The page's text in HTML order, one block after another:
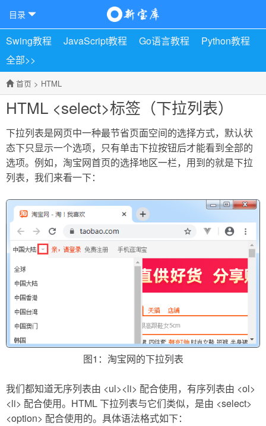
Swing教程 JavaScript教程 Go语言教程
Python教程
全部>>
目录
首页 > HTML
HTML <select>标签（下拉列表）
下拉列表是网页中一种最节省页面空间的选择方式，默认状
态下只显示一个选项，只有单击下拉按钮后才能看到全部的
选项。例如，淘宝网首页的选择地区一栏，用到的就是下拉
列表，我们来看一下：
图1：淘宝网的下拉列表
我们都知道无序列表由 <ul><li> 配合使用，有序列表由 <ol>
<li> 配合使用。HTML 下拉列表与它们类似，是由 <select>
<option> 配合使用的。具体语法格式如下：